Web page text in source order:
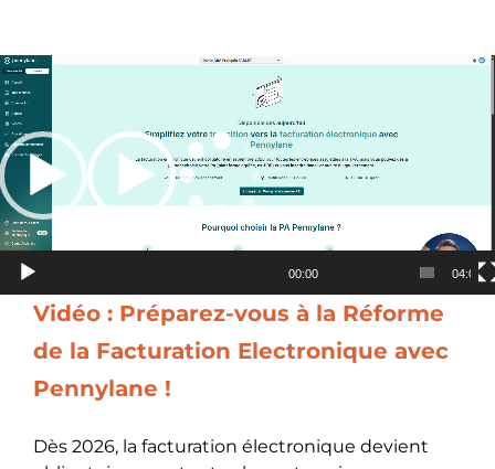
Vidéo : Préparez-vous à la Réforme
de la Facturation Electronique avec
Pennylane !
Dès 2026, la facturation électronique devient
Lecteur
vidéo
00:00 04:05